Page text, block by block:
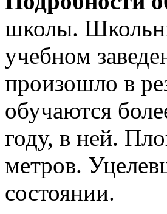
школы.
учебном
произошло в
обучаются
году, в ней.
метров.
состоянии.